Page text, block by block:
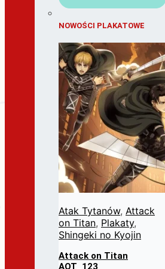
NOWOŚCI PLAKATOWE
Atak Tytanów, Attack
on Titan, Plakaty,
Shingeki no Kyojin
Attack on Titan
AOT_123